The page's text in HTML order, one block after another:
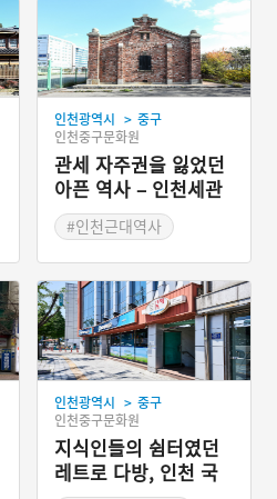
인천광역시 > 중구
인천중구문화원
관세 자주권을 잃었던
아픈 역사 – 인천세관
구 창고와 부속동
#인천근대역사
#인천 가볼만한곳
인천광역시 > 중구
인천중구문화원
지식인들의 쉼터였던
레트로 다방, 인천 국